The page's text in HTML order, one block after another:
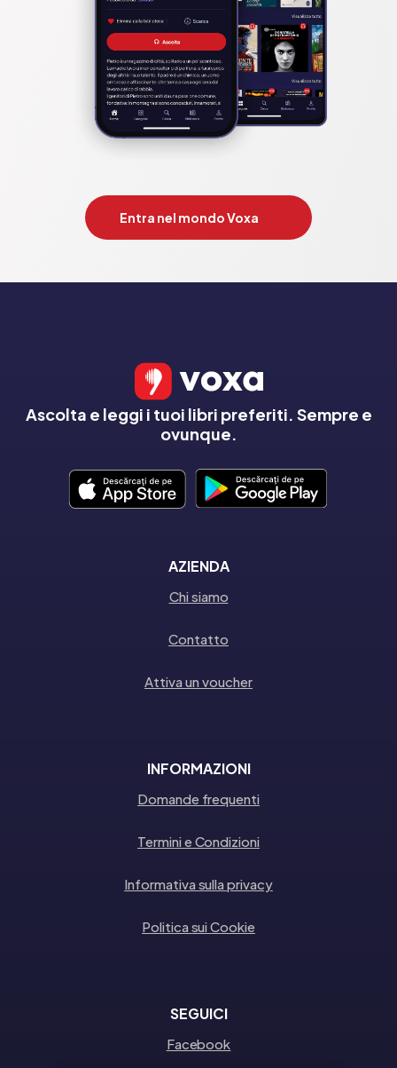
Entra nel mondo Voxa
Ascolta e leggi i tuoi libri preferiti. Sempre e
ovunque.
AZIENDA
Chi siamo
Contatto
Attiva un voucher
INFORMAZIONI
Domande frequenti
Termini e Condizioni
Informativa sulla privacy
Politica sui Cookie
SEGUICI
Facebook